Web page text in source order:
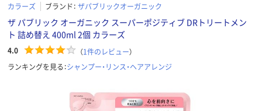
カラーズ ブランド： ザパブリックオーガニック
ザ パブリック オーガニック スーパーポジティブ DRトリートメン
ト 詰め替え 400ml 2個 カラーズ
4.0 （1件のレビュー）
ランキングを見る：シャンプー・リンス・ヘアアレンジ